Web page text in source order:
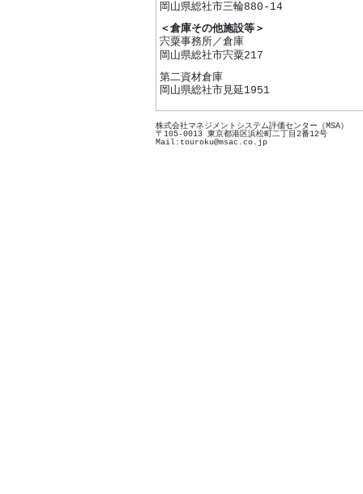
岡山県総社市三輪880-14
＜倉庫その他施設等＞
宍粟事務所／倉庫
岡山県総社市宍粟217
第二資材倉庫
岡山県総社市見延1951
株式会社マネジメントシステム評価センター（MSA）
〒105-0013 東京都港区浜松町二丁目2番12号
Mail:touroku@msac.co.jp